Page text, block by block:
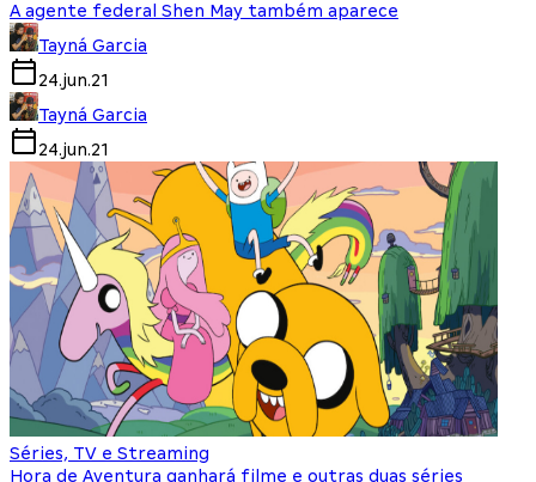
A agente federal Shen May também aparece
Tayná Garcia
24.jun.21
Tayná Garcia
24.jun.21
Séries, TV e Streaming
Hora de Aventura ganhará filme e outras duas séries